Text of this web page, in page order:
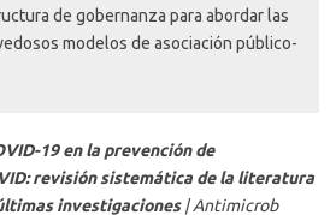
de gobernanza para abordar las
modelos de asociación público-
19 en la prevención de
revisión sistemática de la literatura
investigaciones| Antimicrob